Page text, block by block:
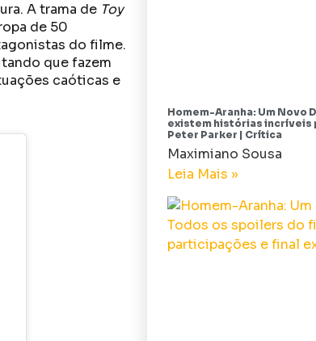
A trama de Toy
de 50
do filme.
que fazem
caóticas e
Homem-Aranha: Um Novo
existem histórias incríveis
Peter Parker | Crítica
Maximiano Sousa
Leia Mais »